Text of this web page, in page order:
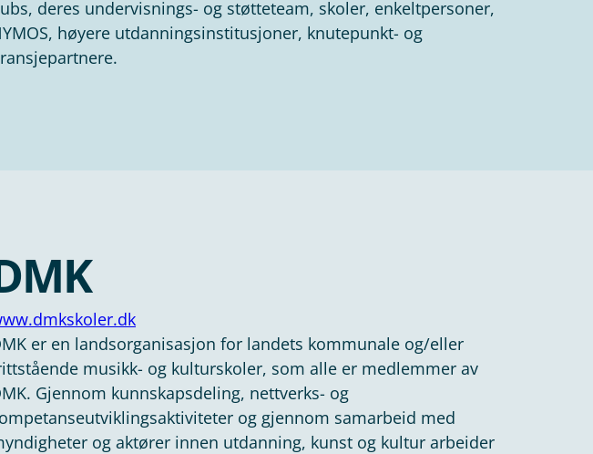
deres undervisnings- og støtteteam, skoler, enkeltpersoner,
høyere utdanningsinstitusjoner, knutepunkt- og
er en landsorganisasjon for landets kommunale og/eller
musikk- og kulturskoler, som alle er medlemmer av
Gjennom kunnskapsdeling, nettverks- og
og gjennom samarbeid med
og aktører innen utdanning, kunst og kultur arbeider